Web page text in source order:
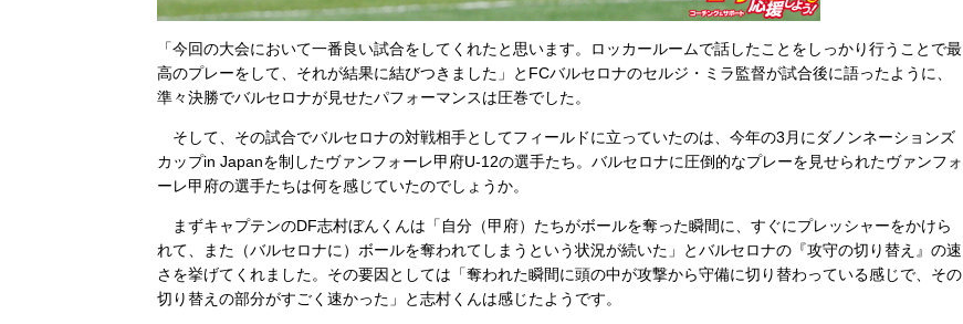
「今回の大会において一番良い試合をしてくれたと思います。ロッカールームで話したことをしっかり行うことで最
高のプレーをして、それが結果に結びつきました」とFCバルセロナのセルジ・ミラ監督が試合後に語ったように、
準々決勝でバルセロナが見せたパフォーマンスは圧巻でした。
そして、その試合でバルセロナの対戦相手としてフィールドに立っていたのは、今年の3月にダノンネーションズ
カップin Japanを制したヴァンフォーレ甲府U-12の選手たち。バルセロナに圧倒的なプレーを見せられたヴァンフォ
ーレ甲府の選手たちは何を感じていたのでしょうか。
まずキャプテンのDF志村ぼんくんは「自分（甲府）たちがボールを奪った瞬間に、すぐにプレッシャーをかけら
れて、また（バルセロナに）ボールを奪われてしまうという状況が続いた」とバルセロナの『攻守の切り替え』の速
さを挙げてくれました。その要因としては「奪われた瞬間に頭の中が攻撃から守備に切り替わっている感じで、その
切り替えの部分がすごく速かった」と志村くんは感じたようです。